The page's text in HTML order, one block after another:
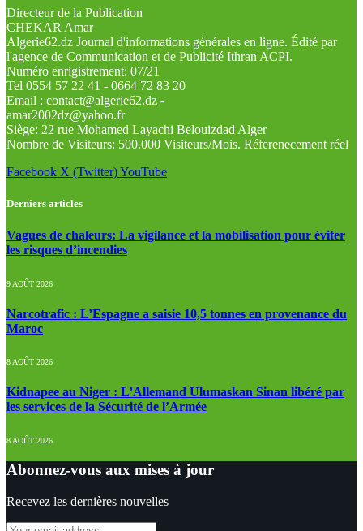
Directeur de la Publication
CHEKAR Amar
Algerie62.dz Journal d'informations générales en ligne. Édité par
l'agence de Communication et de Publicité Ithran ACPI.
Numéro enrigistrement: 07/21
Tel 0554 57 22 41 - 0664 72 83 20
Email : contact@algerie62.dz -
amar2002dz@yahoo.fr
Siège: 22 rue Mohamed Layachi Belouizdad Alger
Nombre de Visiteurs: 500.000 Visiteurs/Mois. Réferenecement réel
Facebook X (Twitter)YouTube
Derniers articles
Vagues de chaleurs: La vigilance et la mobilisation pour éviter
les risques d’incendies
9 AOÛT 2026
Narcotrafic : L’Espagne a saisie 10,5 tonnes en provenance du
Maroc
8 AOÛT 2026
Kidnapee au Niger : L’Allemand Ulumaskan Sinan libéré par
les services de la Sécurité de l’Armée
8 AOÛT 2026
Abonnez-vous aux mises à jour
Recevez les dernières nouvelles